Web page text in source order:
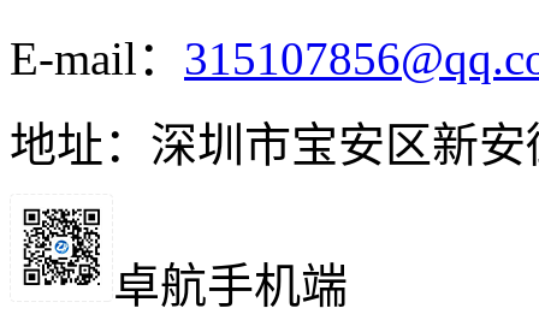
E-mail：
地址：深圳市宝安区新
卓航手机端